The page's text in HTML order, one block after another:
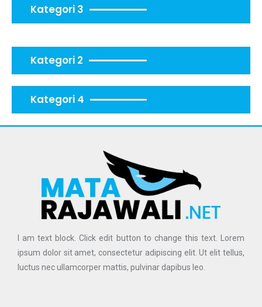
Kategori 3
Kategori 2
Kategori 4
I am text block. Click edit button to change this text. Lorem
ipsum dolor sit amet, consectetur adipiscing elit. Ut elit tellus,
luctus nec ullamcorper mattis, pulvinar dapibus leo.